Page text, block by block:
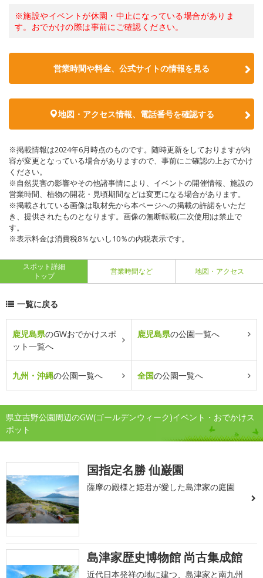
※施設やイベントが休園・中止になっている場合がありま
す。おでかけの際は事前にご確認ください。
営業時間や料金、公式サイトの情報を見る
地図・アクセス情報、電話番号を確認する
※掲載情報は2024年6月時点のものです。随時更新をしておりますが内
容が変更となっている場合がありますので、事前にご確認の上おでかけ
ください。
※自然災害の影響やその他諸事情により、イベントの開催情報、施設の
営業時間、植物の開花・見頃期間などは変更になる場合があります。
※掲載されている画像は取材先から本ページへの掲載の許諾をいただ
き、提供されたものとなります。画像の無断転載(二次使用)は禁止で
す。
※表示料金は消費税8％ないし10％の内税表示です。
スポット詳細
トップ
営業時間など 地図・アクセス
一覧に戻る
鹿児島県のGWおでかけスポ
ット一覧へ
鹿児島県の公園一覧へ
九州・沖縄の公園一覧へ 全国の公園一覧へ
県立吉野公園周辺のGW(ゴールデンウィーク)イベント・おでかけス
ポット
国指定名勝 仙巌園
薩摩の殿様と姫君が愛した島津家の庭園
島津家歴史博物館 尚古集成館
近代日本発祥の地に建つ、島津家と南九州